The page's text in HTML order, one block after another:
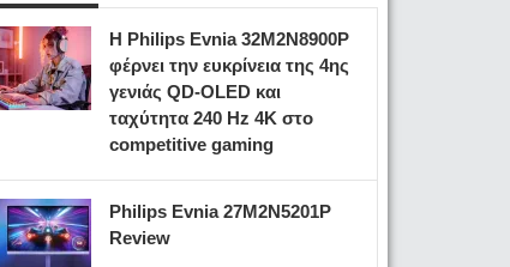
Η Philips Evnia 32M2N8900P
φέρνει την ευκρίνεια της 4ης
γενιάς QD-OLED και
ταχύτητα 240 Hz 4K στο
competitive gaming
Philips Evnia 27M2N5201P
Review